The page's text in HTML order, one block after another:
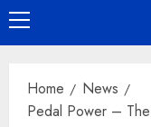
Primary
Menu
Home
News
Pedal Power –